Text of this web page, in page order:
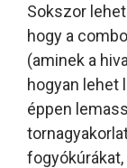
Sokszor
hogy a
(aminek a
hogyan lehet
éppen